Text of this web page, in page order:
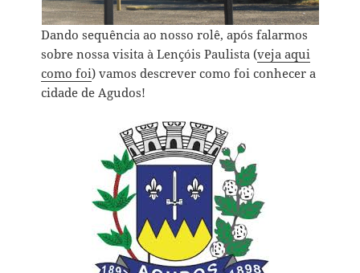
Dando sequência ao nosso rolê, após falarmos
sobre nossa visita à Lençóis Paulista (veja aqui
como foi) vamos descrever como foi conhecer a
cidade de Agudos!